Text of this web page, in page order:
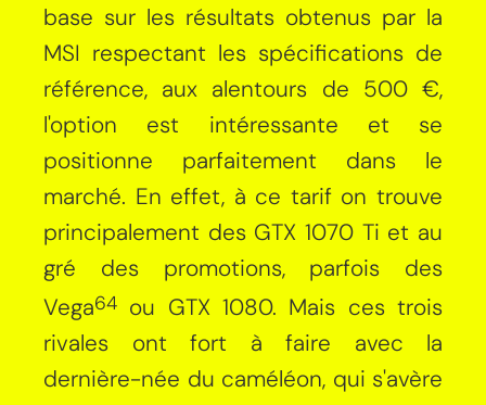
base sur les résultats obtenus par la
MSI respectant les spécifications de
référence, aux alentours de 500 €,
l'option est intéressante et se
positionne parfaitement dans le
marché. En effet, à ce tarif on trouve
principalement des GTX 1070 Ti et au
gré des promotions, parfois des
Vega64 ou GTX 1080. Mais ces trois
rivales ont fort à faire avec la
dernière-née du caméléon, qui s'avère